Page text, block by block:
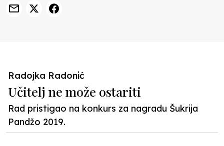
Radojka Radonić
Učitelj ne može ostariti
Rad pristigao na konkurs za nagradu Šukrija
Pandžo 2019.